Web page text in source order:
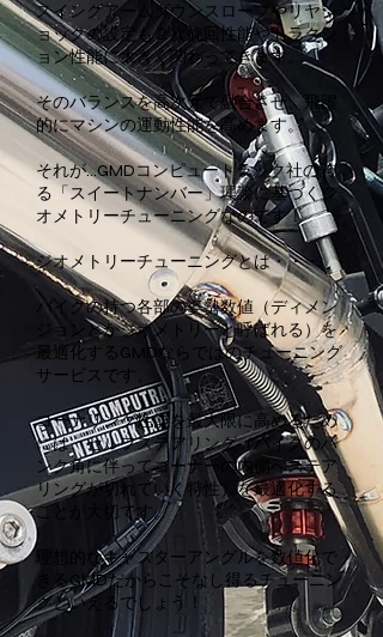
スイングアームダウンスロープやリヤシ
ョックの設定も２次旋回性能やトラクシ
ョン性能に大きく関わってきます。
そのバランスを高次元で融合させ、飛躍
的にマシンの運動性能を高めます。
それが…GMDコンピュートラック社の誇
る「スイートナンバー」理論に基づくジ
オメトリーチューニングなのです！
ジオメトリーチューニングとは・・・
バイクの持つ各部の姿勢数値（ディメン
ジョンとかジオメトリーと呼ばれる）を
最適化するGMDならではのチューニング
サービスです。
コーナリング性能を最大限に高めるため
には、セルフステアリング（バイクのバ
ンク角に伴ってコーナーの内側へステア
リングが切れていく特性）を最適化する
ことが大切です。
理想的なキャスターアングルを数値化で
きるGMDだからこそなし得るチューニン
グといえるでしょう！